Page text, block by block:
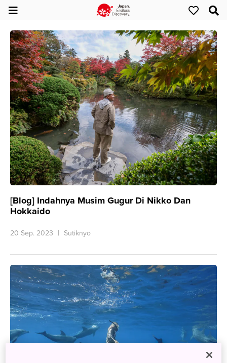
[Blog] Indahnya Musim Gugur Di Nikko Dan
Hokkaido
20 Sep. 2023 Sutiknyo